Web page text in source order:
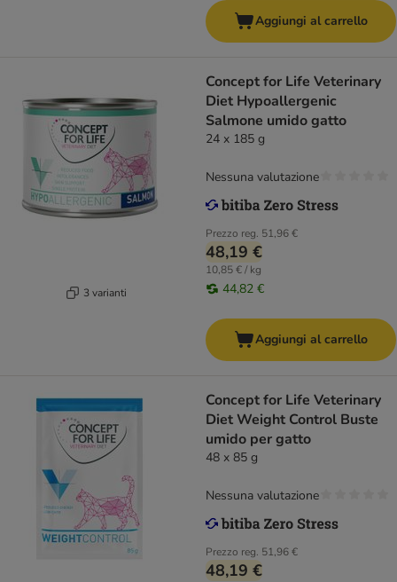
Aggiungi al carrello
3 varianti
Concept for Life Veterinary
Diet Hypoallergenic
Salmone umido gatto
24 x 185 g
Prezzo reg. 51,96 €
48,19 €
10,85 € / kg
44,82 €
Nessuna valutazione
Aggiungi al carrello
Concept for Life Veterinary
Diet Weight Control Buste
umido per gatto
48 x 85 g
Prezzo reg. 51,96 €
48,19 €
Nessuna valutazione